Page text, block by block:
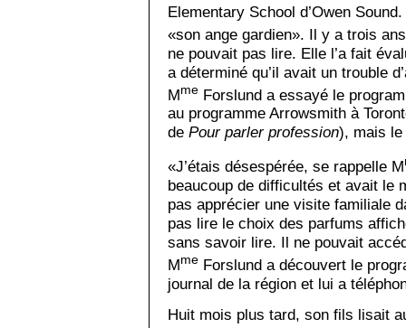
Elementary School d’Owen
«son ange gardien». Il y a trois
ne pouvait pas lire. Elle l’a fait
a déterminé qu’il avait un trouble
Mme Forslund a essayé le
au programme Arrowsmith à
de Pour parler profession), mais
«J’étais désespérée, se rappelle M
beaucoup de difficultés et avait le
pas apprécier une visite familiale
pas lire le choix des parfums
sans savoir lire. Il ne pouvait
Mme Forslund a découvert le
journal de la région et lui a
Huit mois plus tard, son fils lisait